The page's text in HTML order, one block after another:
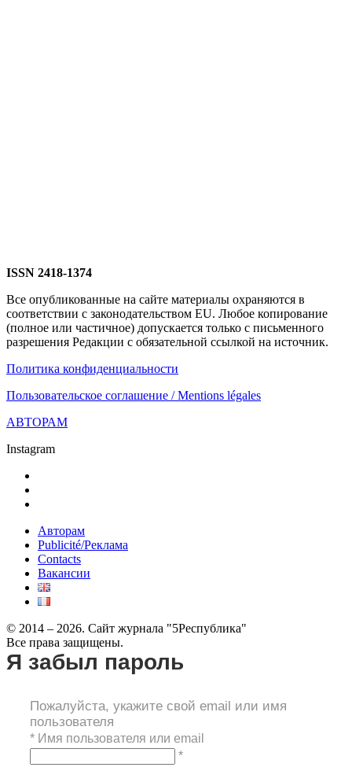
ISSN 2418-1374
Все опубликованные на сайте материалы охраняются в
соответствии с законодательством EU. Любое копирование
(полное или частичное) допускается только с письменного
разрешения Редакции с обязательной ссылкой на источник.
Политика конфиденциальности
Пользовательское соглашение / Mentions légales
АВТОРАМ
Instagram
Авторам
Publicité/Реклама
Contacts
Вакансии
© 2014 – 2026. Сайт журнала "5Республика"
Все права защищены.
Я забыл пароль
Пожалуйста, укажите свой email или имя
пользователя
* Имя пользователя или email
*